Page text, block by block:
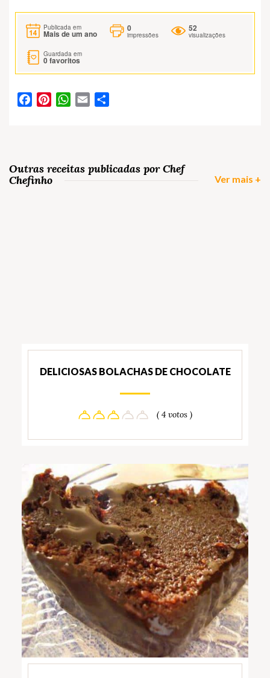
Publicada em
Mais de um ano
0
impressões
52
visualizações
Guardada em
0favoritos
FacebookPinterestWhatsApp
Email
Outras receitas publicadas por Chef
Chefinho
Ver mais +
DELICIOSAS BOLACHAS DE CHOCOLATE
( 4 votos )